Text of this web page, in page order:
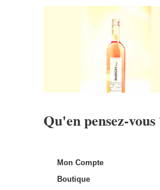
Qu'en pensez-vous
Mon Compte
Boutique